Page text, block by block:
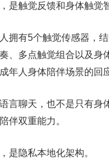
是触觉反馈和身体触觉
拥有5个触觉传感器，
、多点触觉组合以及身
年人身体陪伴场景的回
言聊天，也不是只有身
伴双重能力。
是隐私本地化架构。